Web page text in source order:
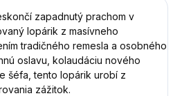
zapadnutý prachom v
lopárik z masívneho
tradičného remesla a osobného
oslavu, kolaudáciu nového
šéfa, tento lopárik urobí z
zážitok.